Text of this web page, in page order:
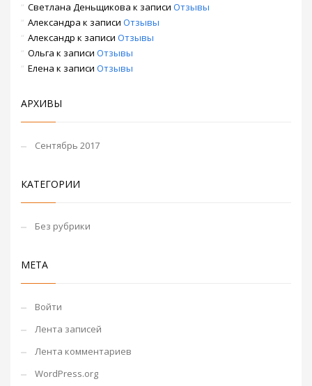
Светлана Деньщикова к записи Отзывы
Александра к записи Отзывы
Александр к записи Отзывы
Ольга к записи Отзывы
Елена к записи Отзывы
АРХИВЫ
Сентябрь 2017
КАТЕГОРИИ
Без рубрики
МЕТА
Войти
Лента записей
Лента комментариев
WordPress.org